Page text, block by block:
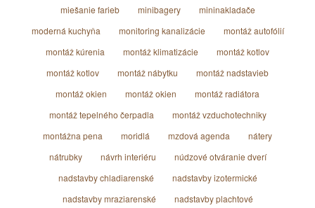
miešanie farieb
minibagery
mininakladače
moderná kuchyňa
monitoring kanalizácie
montáž autofólií
montáž kúrenia
montáž klimatizácie
montáž kotlov
montáž kotlov
montáž nábytku
montáž nadstavieb
montáž okien
montáž okien
montáž radiátora
montáž tepelného čerpadla
montáž vzduchotechniky
montážna pena
moridlá mzdová agenda
nátery
nátrubky
návrh interiéru
núdzové otváranie dverí
nadstavby chladiarenské
nadstavby izotermické
nadstavby mraziarenské
nadstavby plachtové